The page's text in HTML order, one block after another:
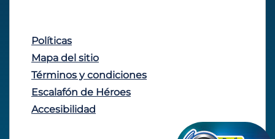
Políticas
Mapa del sitio
Términos y condiciones
Escalafón de Héroes
Accesibilidad